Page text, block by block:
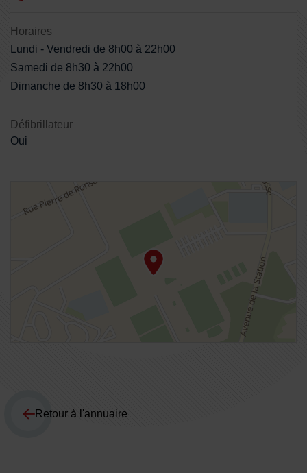
Horaires
Lundi - Vendredi de 8h00 à 22h00
Samedi de 8h30 à 22h00
Dimanche de 8h30 à 18h00
Défibrillateur
Oui
48.957035,2.569355
Retour à l'annuaire